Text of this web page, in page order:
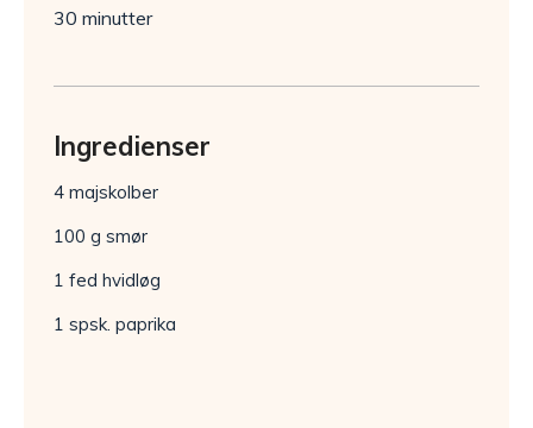
30 minutter
Ingredienser
4 majskolber
100 g smør
1 fed hvidløg
1 spsk. paprika